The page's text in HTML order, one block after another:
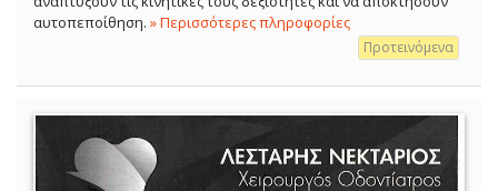
αυτοπεποίθηση. » Περισσότερες πληροφορίες
Προτεινόμενα